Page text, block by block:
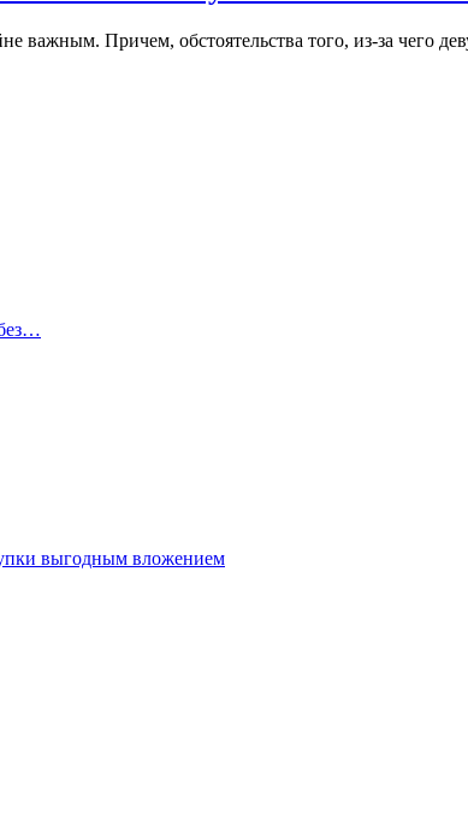
важным. Причем, обстоятельства того, из-за
выгодным вложением